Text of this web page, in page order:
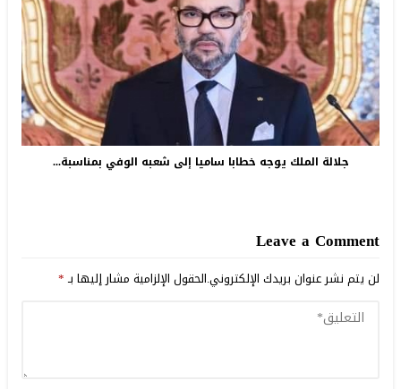
جلالة الملك يوجه خطابا ساميا إلى شعبه الوفي بمناسبة...
Leave a Comment
لن يتم نشر عنوان بريدك الإلكتروني.الحقول الإلزامية مشار إليها بـ*